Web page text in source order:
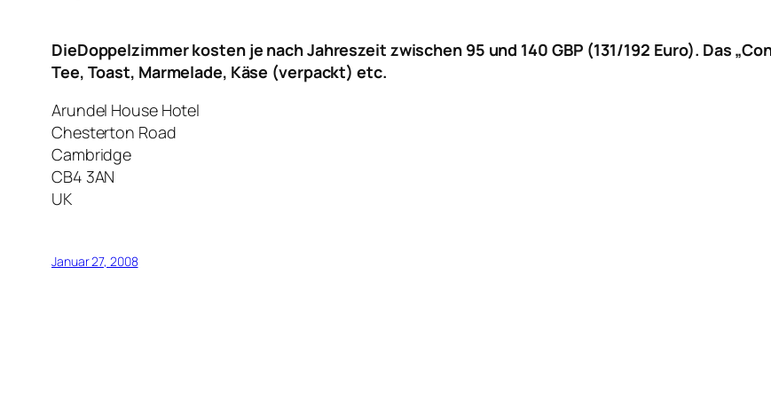
DieDoppelzimmer kosten je nach Jahreszeit zwischen 95 und 140 GBP (131/192 Euro). Das
Tee, Toast, Marmelade, Käse (verpackt) etc.
Arundel House Hotel
Chesterton Road
Cambridge
CB4 3AN
UK
Januar 27, 2008